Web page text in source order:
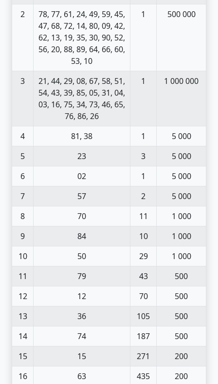
2
78, 77, 61, 24, 49, 59, 45,
47, 68, 72, 14, 80, 09, 42,
62, 13, 19, 35, 30, 90, 52,
56, 20, 88, 89, 64, 66, 60,
53, 10
1 500 000
3
21, 44, 29, 08, 67, 58, 51,
54, 43, 39, 85, 05, 31, 04,
03, 16, 75, 34, 73, 46, 65,
76, 86, 26
1 1 000 000
4 81, 38 1
5 000
5
23 3
5 000
6
02 1
5 000
7
57 2
5 000
8
70 11
1 000
9
84 10
1 000
10
50 29
1 000
11
79 43
500
12
12 70
500
13
36 105
500
14
74 187
500
15
15 271
200
16
63 435 200